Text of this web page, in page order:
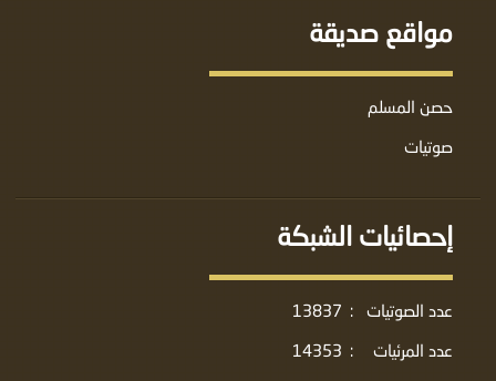
مواقع صديقة
حصن المسلم
صوتيات
إحصائيات الشبكة
عدد الصوتيات :
13837
عدد المرئيات
:
14353